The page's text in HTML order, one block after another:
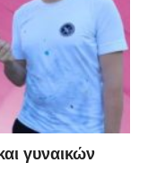
γυναικών